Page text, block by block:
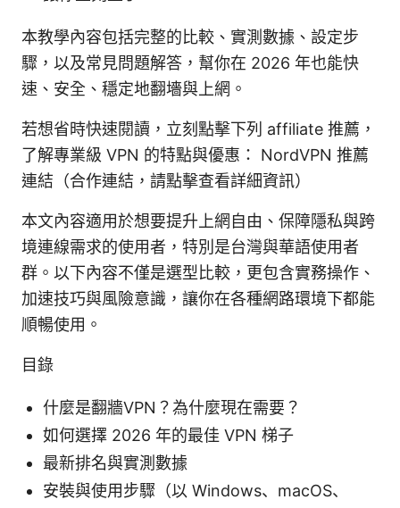
本教學內容包括完整的比較、實測數據、設定步
驟，以及常見問題解答，幫你在 2026 年也能快
速、安全、穩定地翻墻與上網。
若想省時快速閱讀，立刻點擊下列 affiliate 推薦，
了解專業級 VPN 的特點與優惠： NordVPN 推薦
連結（合作連結，請點擊查看詳細資訊）
本文內容適用於想要提升上網自由、保障隱私與跨
境連線需求的使用者，特別是台灣與華語使用者
群。以下內容不僅是選型比較，更包含實務操作、
加速技巧與風險意識，讓你在各種網路環境下都能
順暢使用。
目錄
什麼是翻牆VPN？為什麼現在需要？
如何選擇 2026 年的最佳 VPN 梯子
最新排名與實測數據
安裝與使用步驟（以 Windows、macOS、